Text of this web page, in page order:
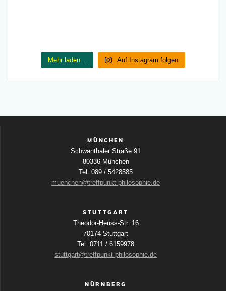
Mehr laden... Auf Instagram folgen
MÜNCHEN
Schwanthaler Straße 91
80336 München
Tel: 089 / 5428585
muenchen@treffpunkt-philosophie.de
STUTTGART
Theodor-Heuss-Str. 16
70174 Stuttgart
Tel: 0711 / 6159978
stuttgart@treffpunkt-philosophie.de
NÜRNBERG